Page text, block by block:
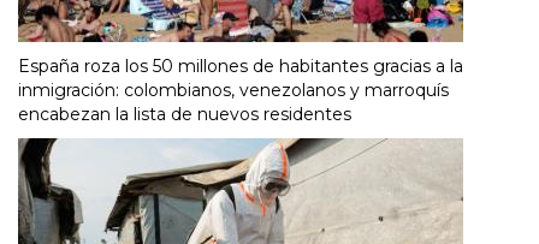
España roza los 50 millones de habitantes gracias a la
inmigración: colombianos, venezolanos y marroquís
encabezan la lista de nuevos residentes